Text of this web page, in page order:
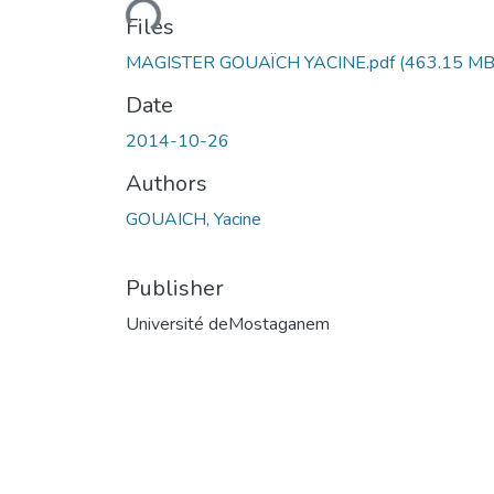
Loading...
Files
MAGISTER GOUAÏCH YACINE.pdf(463.15
Date
2014-10-26
Authors
GOUAICH, Yacine
Publisher
Université deMostaganem